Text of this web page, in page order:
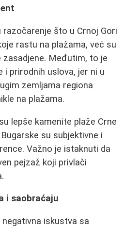
razočarenje što u Crnoj Gori
rastu na plažama, već su
zasadjene. Međutim, to je
i prirodnih uslova, jer ni u
zemljama regiona
na plažama.
lepše kamenite plaže Crne
su subjektivne i
Važno je istaknuti da
pejzaž koji privlači
i saobraćaju
iskustva sa